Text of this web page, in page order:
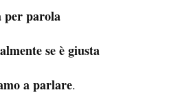
per parola
se è giusta
a parlare.